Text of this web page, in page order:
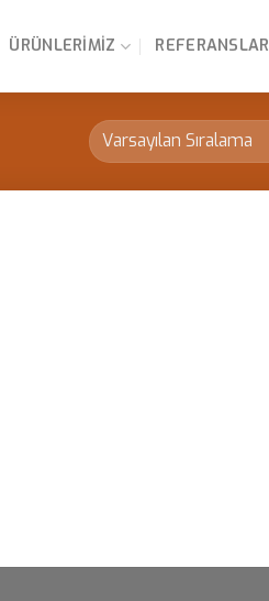
ÜRÜNLERIMIZ REFERANSLAR